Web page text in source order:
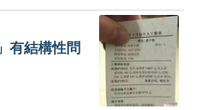
有結構性問